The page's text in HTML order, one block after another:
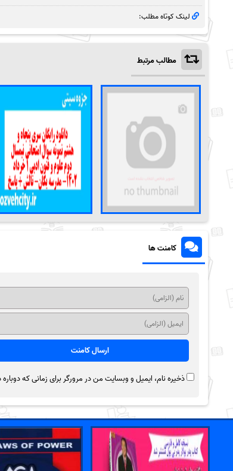
لینک کوتاه مطلب:
مطالب مرتبط
کامنت ها
ذخیره نام، ایمیل و وبسایت من در مرورگر برای زمانی که